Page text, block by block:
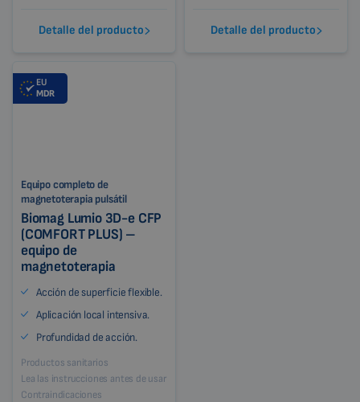
Detalle del producto Detalle del producto
EU
MDR
Equipo completo de
magnetoterapia pulsátil
Biomag Lumio 3D-e CFP
(COMFORT PLUS) –
equipo de
magnetoterapia
Acción de superficie flexible.
Aplicación local intensiva.
Profundidad de acción.
Productos sanitarios
Lea las instrucciones antes de usar
Contraindicaciones